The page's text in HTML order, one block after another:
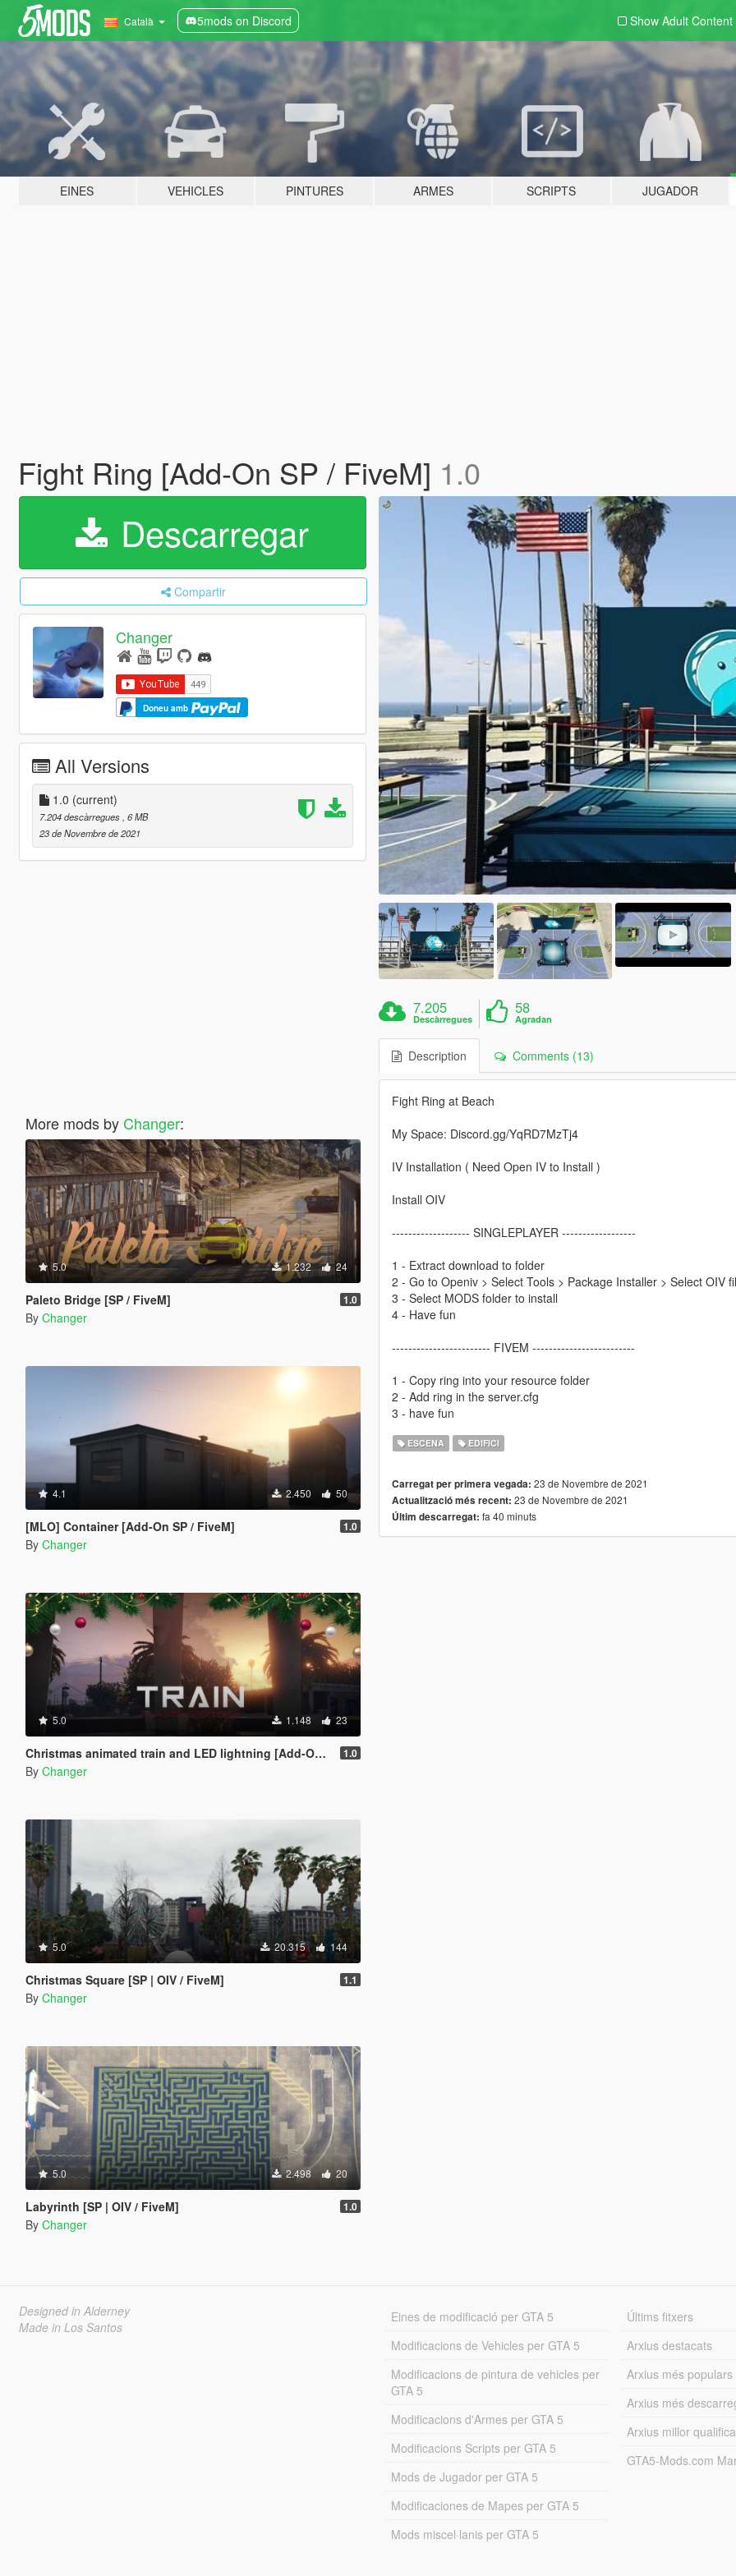
Català 5mods on Discord Show Adult Content
EINES VEHICLES PINTURES ARMES SCRIPTS JUGADOR
Fight Ring [Add-On SP / FiveM] 1.0
Descarregar
Compartir
Changer
Doneu amb
All Versions
1.0 (current)
7.204 descàrregues , 6 MB
23 de Novembre de 2021
More mods by Changer:
5.0 1.232 24
Paleto Bridge [SP / FiveM] 1.0
By Changer
4.1 2.450 50
[MLO] Container [Add-On SP / FiveM] 1.0
By Changer
5.0 1.148 23
Christmas animated train and LED lightning [Add-On SP / FiveM] 1.0
By Changer
5.0 20.315 144
Christmas Square [SP | OIV / FiveM] 1.1
By Changer
5.0 2.498 20
Labyrinth [SP | OIV / FiveM] 1.0
By Changer
7.205
Descàrregues
58
Agradan
Description Comments (13)
Fight Ring at Beach
My Space: Discord.gg/YqRD7MzTj4
IV Installation ( Need Open IV to Install )
Install OIV
------------------- SINGLEPLAYER ------------------
1 - Extract download to folder
2 - Go to Openiv > Select Tools > Package Installer > Select OIV
3 - Select MODS folder to install
4 - Have fun
------------------------ FIVEM -------------------------
1 - Copy ring into your resource folder
2 - Add ring in the server.cfg
3 - have fun
ESCENA EDIFICI
Carregat per primera vegada: 23 de Novembre de 2021
Actualització més recent: 23 de Novembre de 2021
Últim descarregat: fa 40 minuts
Designed in Alderney
Made in Los Santos
Eines de modificació per GTA 5
Modificacions de Vehicles per GTA 5
Modificacions de pintura de vehicles per
GTA 5
Modificacions d'Armes per GTA 5
Modificacions Scripts per GTA 5
Mods de Jugador per GTA 5
Modificaciones de Mapes per GTA 5
Mods miscel·lanis per GTA 5
Últims fitxers
Arxius destacats
Arxius més populars
Arxius més
Arxius millor
GTA5-Mods.com